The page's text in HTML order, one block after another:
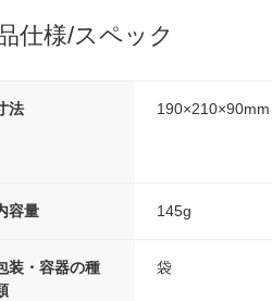
仕様/スペック
法 190×210×90mm
容量 145g
装・容器の種
袋